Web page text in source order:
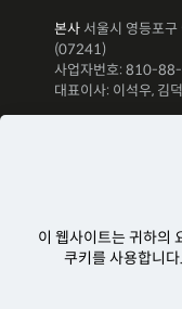
이 웹사이트는 귀하의
쿠키를 사용합니
본사 서울시 영등포
(07241)
사업자번호: 810-
대표이사: 이석우, 김